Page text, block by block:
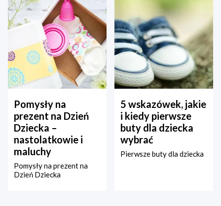
Pomysły na
prezent na Dzień
Dziecka –
nastolatkowie i
maluchy
Pomysły na prezent na
Dzień Dziecka
5 wskazówek, jakie
i kiedy pierwsze
buty dla dziecka
wybrać
Pierwsze buty dla dziecka